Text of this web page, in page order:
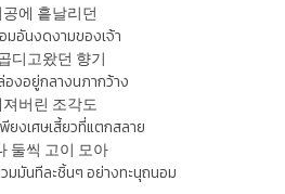
에 흩날리던
มอันงดงามของเจ้า
디고왔던 향기
องอยู่กลางนภากว้าง
버린 조각도
ยงเศษเสี้ยวที่แตกสลาย
둘씩 고이 모아
มมันทีละชิ้นๆ อย่างทะนุถนอม